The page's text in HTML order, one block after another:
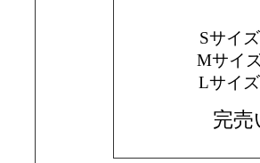
Sサイ
Mサイ
Lサイ
完